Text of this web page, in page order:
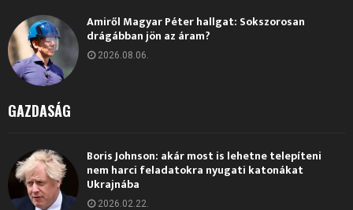
Amiről Magyar Péter hallgat: Sokszorosan
drágábban jön az áram?
2026.08.06.
GAZDASÁG
Boris Johnson: akár most is lehetne telepíteni
nem harci feladatokra nyugati katonákat
Ukrajnába
2026.02.22.